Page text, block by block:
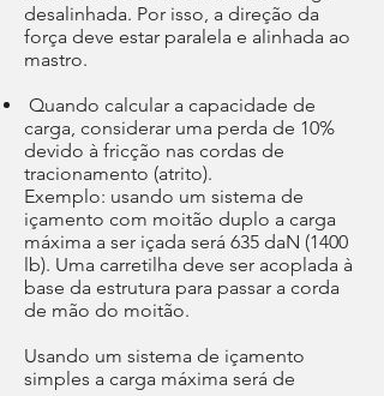
desalinhada. Por isso, a direção da
força deve estar paralela e alinhada ao
mastro.
Quando calcular a capacidade de
carga, considerar uma perda de 10%
devido à fricção nas cordas de
tracionamento (atrito).
Exemplo: usando um sistema de
içamento com moitão duplo a carga
máxima a ser içada será 635 daN (1400
lb). Uma carretilha deve ser acoplada à
base da estrutura para passar a corda
de mão do moitão.
Usando um sistema de içamento
simples a carga máxima será de